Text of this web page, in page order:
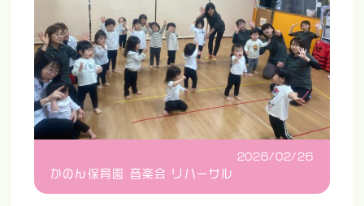
2026/02/26
かのん保育園 音楽会 リハーサル